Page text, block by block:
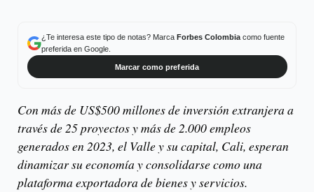
¿Te interesa este tipo de notas? Marca Forbes Colombiacomo fuente
preferida en Google.
Marcar como preferida
Con más de US$500 millones de inversión extranjera a
través de 25 proyectos y más de 2.000 empleos
generados en 2023, el Valle y su capital, Cali, esperan
dinamizar su economía y consolidarse como una
plataforma exportadora de bienes y servicios.